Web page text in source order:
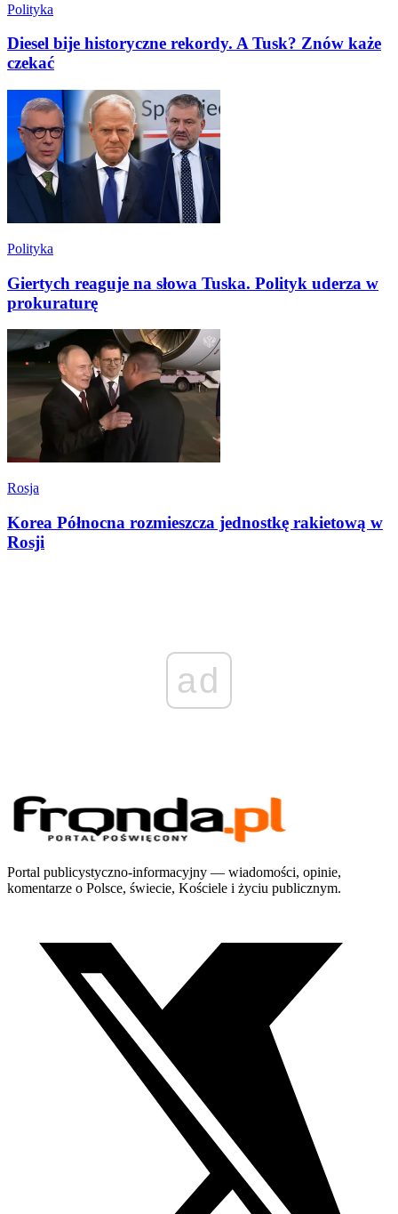
Polityka
Diesel bije historyczne rekordy. A Tusk? Znów każe
czekać
Polityka
Giertych reaguje na słowa Tuska. Polityk uderza w
prokuraturę
Rosja
Korea Północna rozmieszcza jednostkę rakietową w
Rosji
ad
Portal publicystyczno-informacyjny — wiadomości, opinie,
komentarze o Polsce, świecie, Kościele i życiu publicznym.